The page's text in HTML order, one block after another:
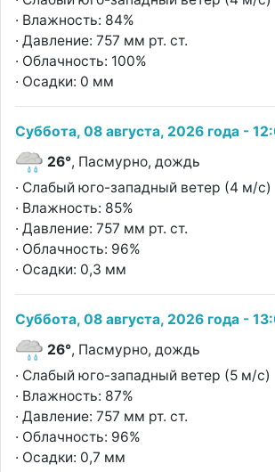
· Влажность: 84%
· Давление: 757 мм рт. ст.
· Облачность: 100%
· Осадки: 0 мм
Суббота, 08 августа, 2026 года -
26°, Пасмурно, дождь
· Слабый юго-западный ветер (4 м/с)
· Влажность: 85%
· Давление: 757 мм рт. ст.
· Облачность: 96%
· Осадки: 0,3 мм
Суббота, 08 августа, 2026 года -
26°, Пасмурно, дождь
· Слабый юго-западный ветер (5 м/с)
· Влажность: 87%
· Давление: 757 мм рт. ст.
· Облачность: 96%
· Осадки: 0,7 мм